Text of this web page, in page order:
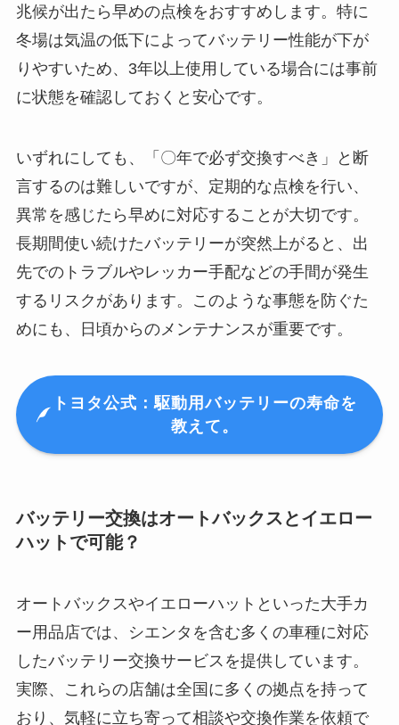
兆候が出たら早めの点検をおすすめします。特に
冬場は気温の低下によってバッテリー性能が下が
りやすいため、3年以上使用している場合には事前
に状態を確認しておくと安心です。
いずれにしても、「〇年で必ず交換すべき」と断
言するのは難しいですが、定期的な点検を行い、
異常を感じたら早めに対応することが大切です。
長期間使い続けたバッテリーが突然上がると、出
先でのトラブルやレッカー手配などの手間が発生
するリスクがあります。このような事態を防ぐた
めにも、日頃からのメンテナンスが重要です。
トヨタ公式：駆動用バッテリーの寿命を
教えて。
バッテリー交換はオートバックスとイエロー
ハットで可能？
オートバックスやイエローハットといった大手カ
ー用品店では、シエンタを含む多くの車種に対応
したバッテリー交換サービスを提供しています。
実際、これらの店舗は全国に多くの拠点を持って
おり、気軽に立ち寄って相談や交換作業を依頼で